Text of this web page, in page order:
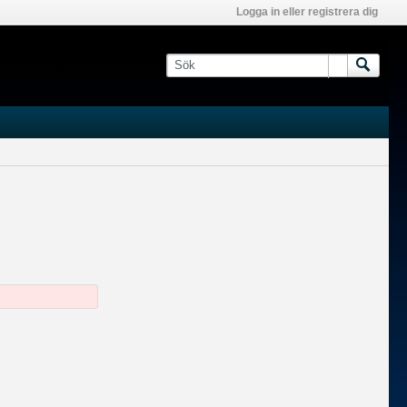
Logga in eller registrera dig